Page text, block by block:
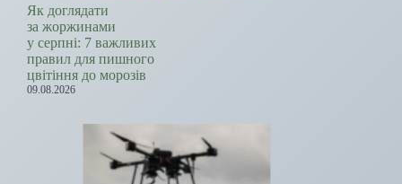
Як доглядати
за жоржинами
у серпні: 7 важливих
правил для пишного
цвітіння до морозів
09.08.2026